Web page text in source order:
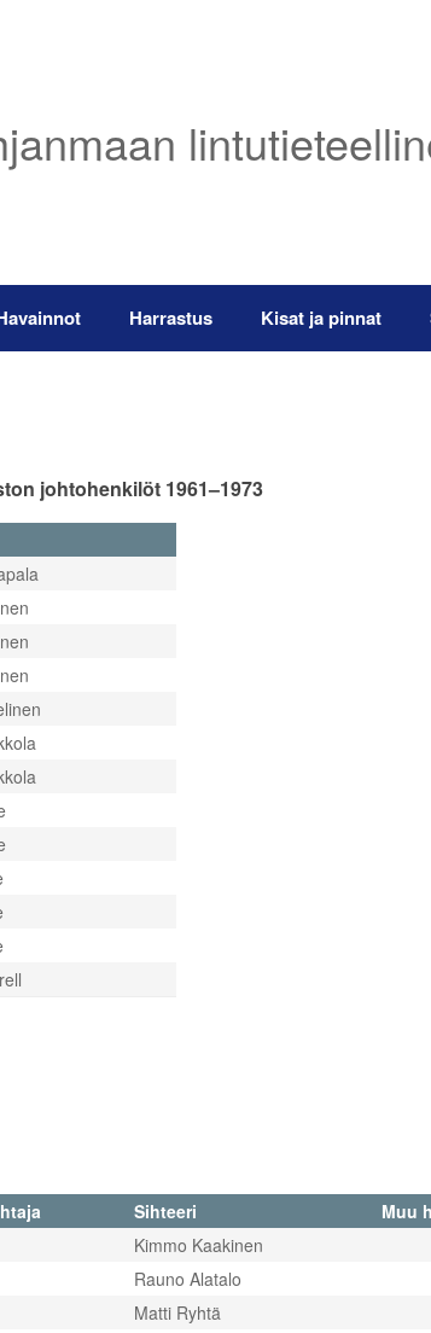
Harrastus Kisat ja pinnat
johtohenkilöt 1961–1973
Sihteeri Muu
Kimmo Kaakinen
Rauno Alatalo
Matti Ryhtä